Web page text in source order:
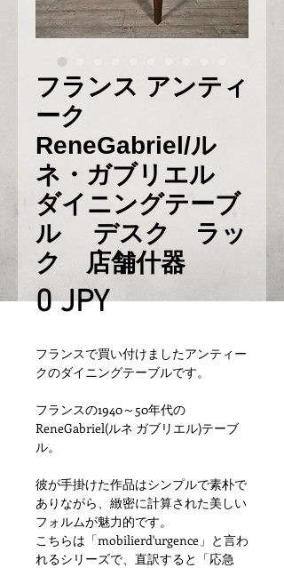
フランス アンティ
ーク
ReneGabriel/ル
ネ・ガブリエル
ダイニングテーブ
ル デスク ラッ
ク 店舗什器
0 JPYPrix
フランスで買い付けましたアンティー
クのダイニングテーブルです。
フランスの1940～50年代の
ReneGabriel(ルネ ガブリエル)テーブ
ル。
彼が手掛けた作品はシンプルで素朴で
ありながら、緻密に計算された美しい
フォルムが魅力的です。
こちらは「mobilierd'urgence」と言わ
れるシリーズで、直訳すると「応急